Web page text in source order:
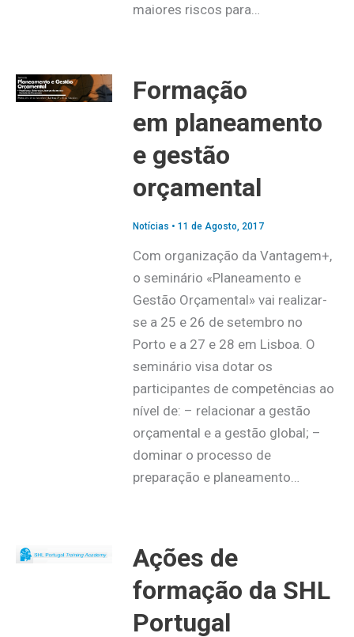
maiores riscos para…
Formação
em planeamento
e gestão
orçamental
Notícias • 11 de Agosto, 2017
Com organização da Vantagem+,
o seminário «Planeamento e
Gestão Orçamental» vai realizar-
se a 25 e 26 de setembro no
Porto e a 27 e 28 em Lisboa. O
seminário visa dotar os
participantes de competências ao
nível de: – relacionar a gestão
orçamental e a gestão global; –
dominar o processo de
preparação e planeamento…
Ações de
formação da SHL
Portugal